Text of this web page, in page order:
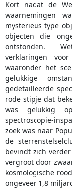
Kort nadat de
waarnemingen
mysterieus type
objecten die
ontstonden.
verklaringen
waaronder het
gelukkige
gedetailleerde
rode stipje dat
was gelukkig
spectroscopie-
zoek was naar
de
bevindt zich
vergroot door
kosmologische
ongeveer 1,8